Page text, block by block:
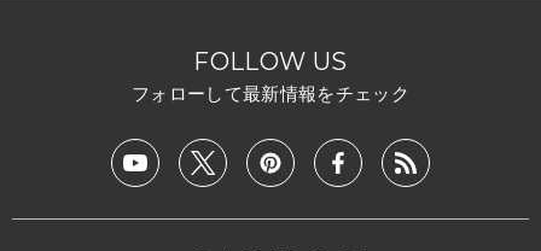
FOLLOW US
フォローして最新情報をチェック